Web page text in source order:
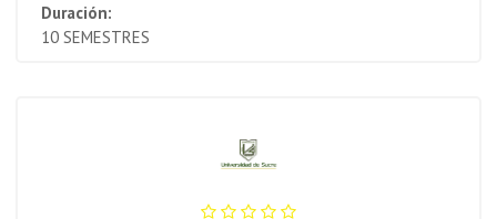
Duración:
10 SEMESTRES